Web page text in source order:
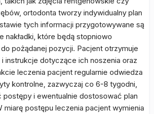
ortodonta tworzy indywidualny plan
tych informacji przygotowywane są
nakładki, które będą stopniowo
pożądanej pozycji. Pacjent otrzymuje
i instrukcje dotyczące ich noszenia oraz
leczenia pacjent regularnie odwiedza
kontrolne, zazwyczaj co 6-8 tygodni,
postępy i ewentualnie dostosować plan
miarę postępu leczenia pacjent wymienia